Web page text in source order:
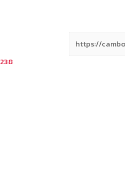
238